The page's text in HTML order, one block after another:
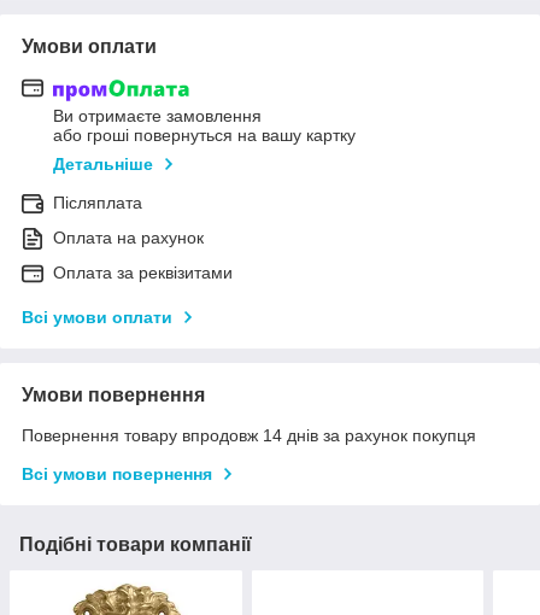
Умови оплати
Ви отримаєте замовлення
або гроші повернуться на вашу картку
Детальніше
Післяплата
Оплата на рахунок
Оплата за реквізитами
Всі умови оплати
Умови повернення
Повернення товару впродовж 14 днів за рахунок покупця
Всі умови повернення
Подібні товари компанії